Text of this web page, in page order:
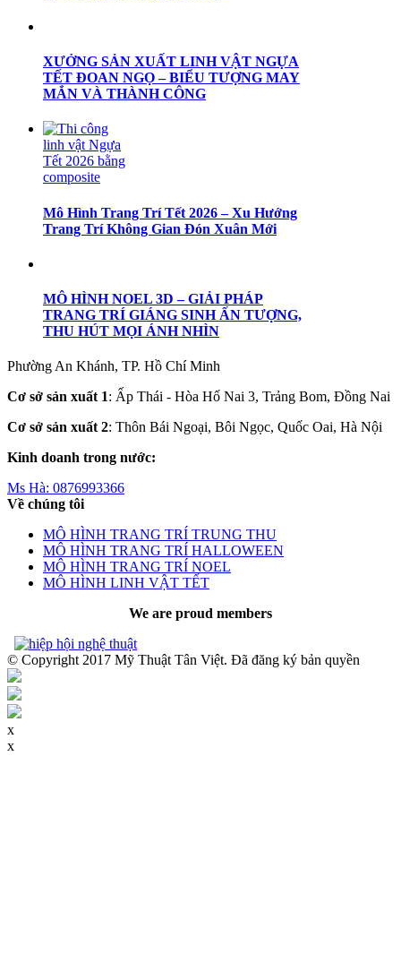
XƯỞNG SẢN XUẤT LINH VẬT NGỰA
TẾT ĐOAN NGỌ – BIỂU TƯỢNG MAY
MẮN VÀ THÀNH CÔNG
Mô Hình Trang Trí Tết 2026 – Xu Hướng
Trang Trí Không Gian Đón Xuân Mới
MÔ HÌNH NOEL 3D – GIẢI PHÁP
TRANG TRÍ GIÁNG SINH ẤN TƯỢNG,
THU HÚT MỌI ÁNH NHÌN
Phường An Khánh, TP. Hồ Chí Minh
Cơ sở sản xuất 1: Ấp Thái - Hòa Hố Nai 3, Trảng Bom, Đồng Nai
Cơ sở sản xuất 2: Thôn Bái Ngoại, Bôi Ngọc, Quốc Oai, Hà Nội
Kinh doanh trong nước:
Ms Hà: 0876993366
Về chúng tôi
MÔ HÌNH TRANG TRÍ TRUNG THU
MÔ HÌNH TRANG TRÍ HALLOWEEN
MÔ HÌNH TRANG TRÍ NOEL
MÔ HÌNH LINH VẬT TẾT
We are proud members
© Copyright 2017 Mỹ Thuật Tân Việt. Đã đăng ký bản quyền
x
x